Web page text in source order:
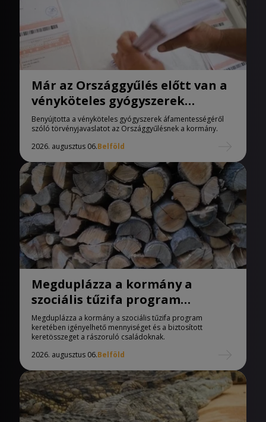
Már az Országgyűlés előtt van a
vényköteles gyógyszerek
áfamentességéről szóló
törvényjavaslat
Benyújtotta a vényköteles gyógyszerek áfamentességéről
szóló törvényjavaslatot az Országgyűlésnek a kormány.
2026. augusztus 06.Belföld
Megduplázza a kormány a
szociális tűzifa program
keretében igényelhető
mennyiséget
Megduplázza a kormány a szociális tűzifa program
keretében igényelhető mennyiséget és a biztosított
keretösszeget a rászoruló családoknak.
2026. augusztus 06.Belföld